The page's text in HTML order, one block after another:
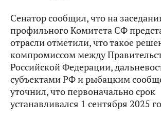
Сенатор сообщил, что на
профильного Комитета СФ
отрасли отметили, что такое
компромиссом между
Российской Федерации,
субъектами РФ и рыбацким
уточнил, что первоначально срок
устанавливался 1 сентября 2025